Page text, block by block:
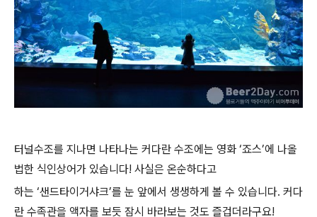
터널수조를 지나면 나타나는 커다란 수조에는 영화 ‘죠스’에 나올
법한 식인상어가 있습니다! 사실은 온순하다고
하는 ‘샌드타이거샤크’를 눈 앞에서 생생하게 볼 수 있습니다. 커다
란 수족관을 액자를 보듯 잠시 바라보는 것도 즐겁더라구요!